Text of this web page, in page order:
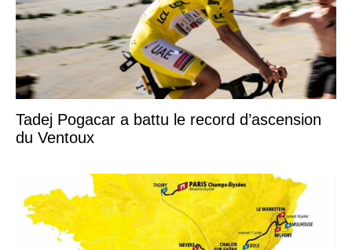
Tadej Pogacar a battu le record d’ascension
du Ventoux